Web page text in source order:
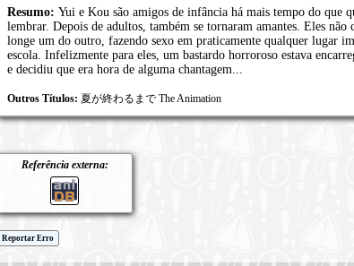
Resumo: Yui e Kou são amigos de infância há mais tempo do que
lembrar. Depois de adultos, também se tornaram amantes. Eles não
longe um do outro, fazendo sexo em praticamente qualquer lugar
escola. Infelizmente para eles, um bastardo horroroso estava
e decidiu que era hora de alguma chantagem...
Outros Títulos: 夏が終わるまで The Animation
Referência externa:
Reportar Erro